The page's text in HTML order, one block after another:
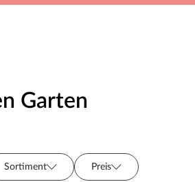
Garten
Sortiment Preis